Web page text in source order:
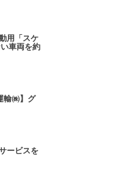
用「スケ
車両を約
輸㈱】グ
ービスを